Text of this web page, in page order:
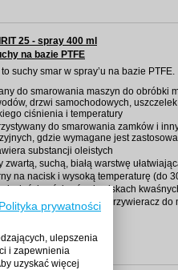
25 - spray 400 ml
na bazie PTFE
suchy smar w spray’u na bazie PTFE.
do smarowania maszyn do obróbki
drzwi samochodowych,
ciśnienia i temperatury
do smarowania zamków i
gdzie wymagane jest
substancji oleistych
zwartą, suchą, białą warstwę
na nacisk i wysoką temperaturę (do
właściwości w środowiskach
być stosowany jako antyprzywieracz do
Polityka prywatności
ulepszenia
i zapewnienia
uzyskać więcej